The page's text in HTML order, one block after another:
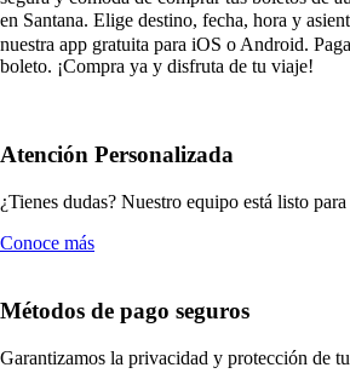
en Santana. Elige destino, fecha, hora y
nuestra app gratuita para iOS o Android.
boleto. ¡Compra ya y disfruta de tu viaje!
Atención Personalizada
¿Tienes dudas? Nuestro equipo está listo
Conoce más
Métodos de pago seguros
Garantizamos la privacidad y protección de